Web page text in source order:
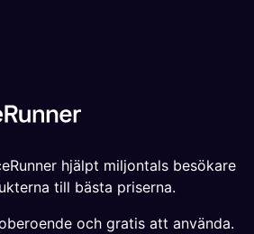
hjälpt miljontals besökare
till bästa priserna.
och gratis att använda.